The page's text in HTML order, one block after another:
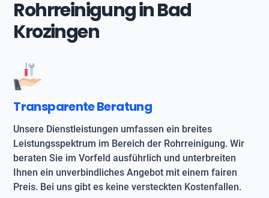
Rohrreinigung in Bad
Krozingen
Transparente Beratung
Unsere Dienstleistungen umfassen ein breites
Leistungsspektrum im Bereich der Rohrreinigung. Wir
beraten Sie im Vorfeld ausführlich und unterbreiten
Ihnen ein unverbindliches Angebot mit einem fairen
Preis. Bei uns gibt es keine versteckten Kostenfallen.